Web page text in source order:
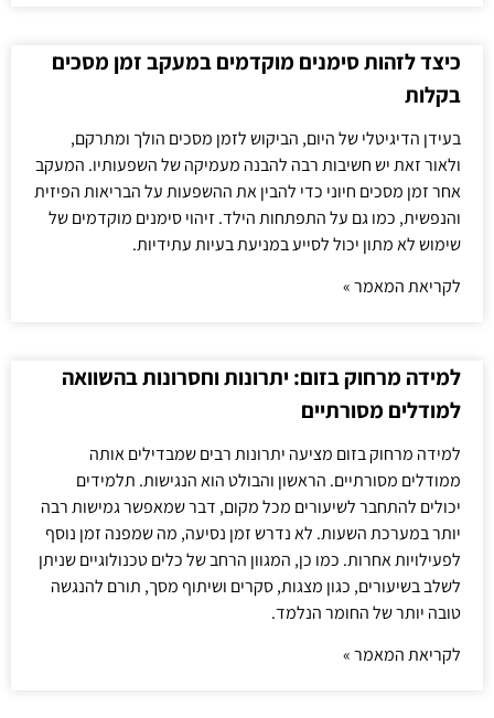
כיצד לזהות סימנים מוקדמים במעקב זמן מסכים
בקלות
בעידן הדיגיטלי של היום, הביקוש לזמן מסכים הולך ומתרקם,
ולאור זאת יש חשיבות רבה להבנה מעמיקה של השפעותיו. המעקב
אחר זמן מסכים חיוני כדי להבין את ההשפעות על הבריאות הפיזית
והנפשית, כמו גם על התפתחות הילד. זיהוי סימנים מוקדמים של
שימוש לא מתון יכול לסייע במניעת בעיות עתידיות.
לקריאת המאמר »
למידה מרחוק בזום: יתרונות וחסרונות בהשוואה
למודלים מסורתיים
למידה מרחוק בזום מציעה יתרונות רבים שמבדילים אותה
ממודלים מסורתיים. הראשון והבולט הוא הנגישות. תלמידים
יכולים להתחבר לשיעורים מכל מקום, דבר שמאפשר גמישות רבה
יותר במערכת השעות. לא נדרש זמן נסיעה, מה שמפנה זמן נוסף
לפעילויות אחרות. כמו כן, המגוון הרחב של כלים טכנולוגיים שניתן
לשלב בשיעורים, כגון מצגות, סקרים ושיתוף מסך, תורם להנגשה
טובה יותר של החומר הנלמד.
לקריאת המאמר »